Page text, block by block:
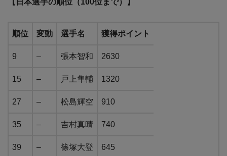
【日本選手の順位（100位まで）】
順位 変動 選手名 獲得ポイント
9 – 張本智和 2630
15 – 戸上隼輔 1320
27 – 松島輝空 910
35 – 吉村真晴 740
39 – 篠塚大登 645